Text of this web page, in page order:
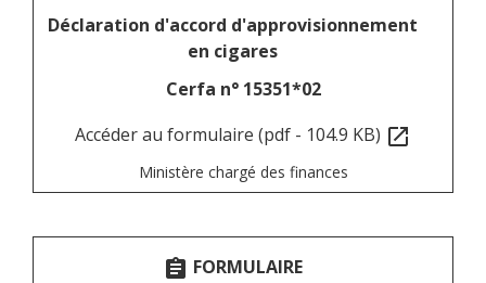
Déclaration d'accord d'approvisionnement
en cigares
Cerfa n° 15351*02
Accéder au formulaire (pdf - 104.9 KB) open_in_new
Ministère chargé des finances
assignment FORMULAIRE